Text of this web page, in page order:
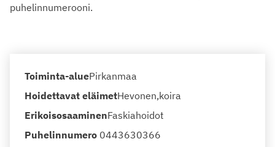
puhelinnumerooni.
Toiminta-aluePirkanmaa
Hoidettavat eläimetHevonen koira
ErikoisosaaminenFaskiahoidot
Puhelinnumero 0443630366